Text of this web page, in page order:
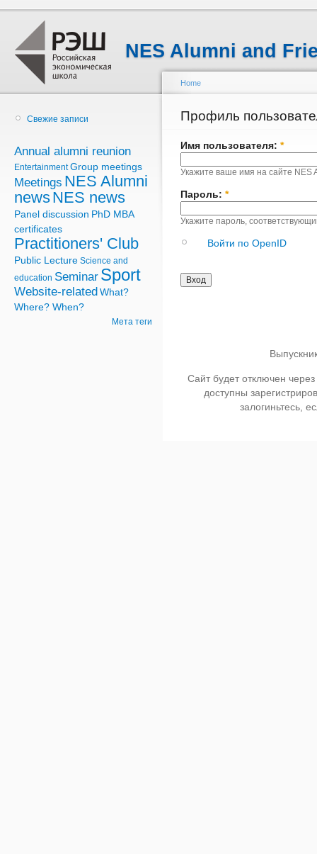
NES Alumni and
Свежие записи
Annual alumni reunion
Entertainment Group meetings
Meetings NES Alumni
newsNES news
Panel discussion PhD MBA
certificates
Practitioners' Club
Public Lecture Science and
education Seminar Sport
Website-related What?
Where? When?
Мета теги
Home
Профиль
Имя пользователя: *
Укажите ваше имя на сайте NES
Пароль: *
Укажите пароль,
Войти по OpenID
Сайт будет отключен
доступны
залогиньтесь,